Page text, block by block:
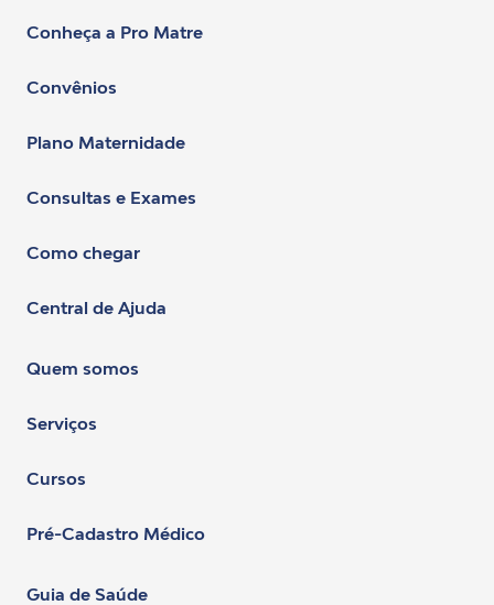
Conheça a Pro Matre
Convênios
Plano Maternidade
Consultas e Exames
Como chegar
Central de Ajuda
Quem somos
Serviços
Cursos
Pré-Cadastro Médico
Guia de Saúde